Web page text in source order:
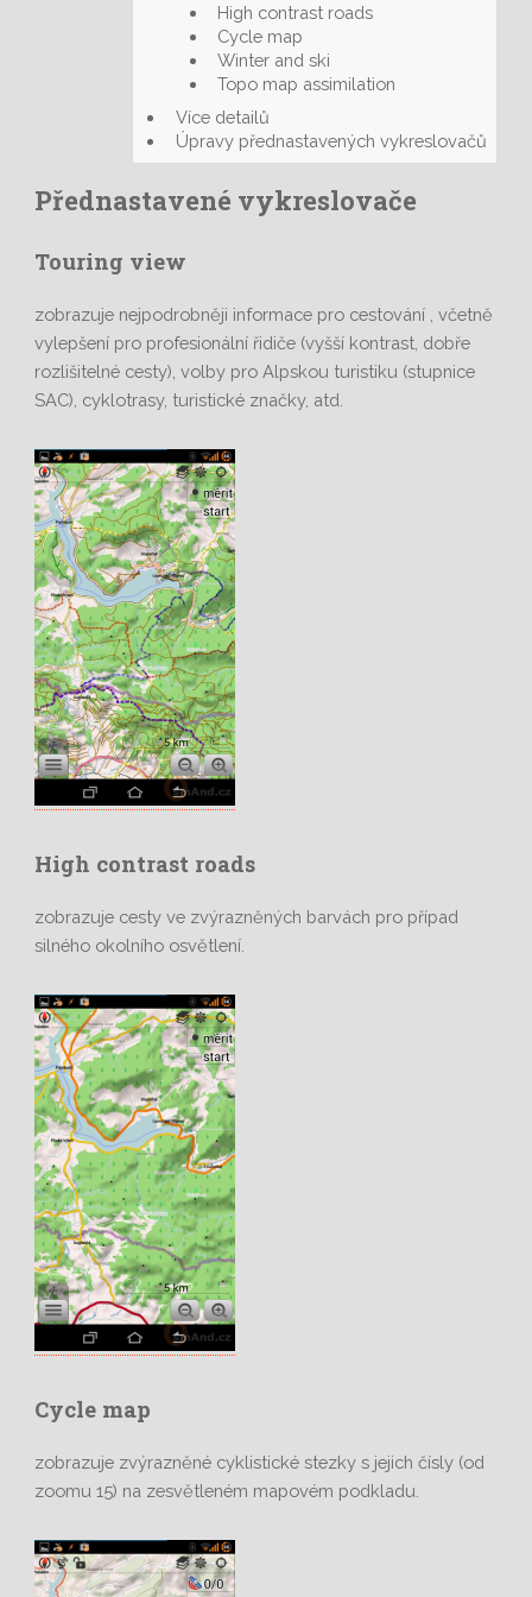
High contrast roads
Cycle map
Winter and ski
Topo map assimilation
Více detailů
Úpravy přednastavených vykreslovačů
Přednastavené vykreslovače
Touring view
zobrazuje nejpodrobněji informace pro cestování , včetně
vylepšení pro profesionální řidiče (vyšší kontrast, dobře
rozlišitelné cesty), volby pro Alpskou turistiku (stupnice
SAC), cyklotrasy, turistické značky, atd.
High contrast roads
zobrazuje cesty ve zvýrazněných barvách pro případ
silného okolního osvětlení.
Cycle map
zobrazuje zvýrazněné cyklistické stezky s jejich čísly (od
zoomu 15) na zesvětleném mapovém podkladu.